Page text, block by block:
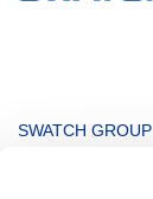
MAIN
SWATCH GROUP